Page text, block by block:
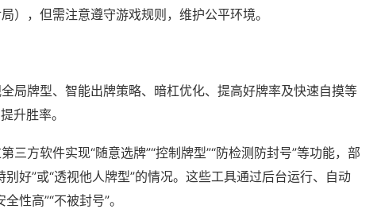
），但需注意遵守游戏规则，维护公平环境。
局牌型、智能出牌策略、暗杠优化、提高好牌率及快速自摸等
升胜率。
三方软件实现“随意选牌”“控制牌型”“防检测防封号”等功能，部
好”或“透视他人牌型”的情况。这些工具通过后台运行、自动
性高”“不被封号”。